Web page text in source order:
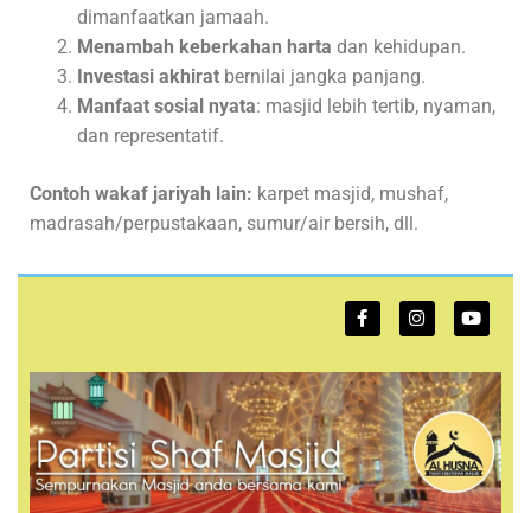
dimanfaatkan jamaah.
Menambah keberkahan harta dan kehidupan.
Investasi akhirat bernilai jangka panjang.
Manfaat sosial nyata: masjid lebih tertib, nyaman,
dan representatif.
Contoh wakaf jariyah lain: karpet masjid, mushaf,
madrasah/perpustakaan, sumur/air bersih, dll.